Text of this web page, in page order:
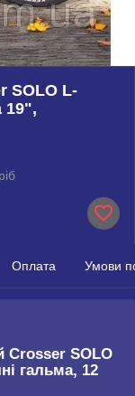
SOLO L-
19",
Оплата Умови
Crosser SOLO
гальма, 12